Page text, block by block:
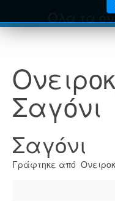
Όλα τα
Σαγόνι
Σαγόνι
Γράφτηκε από